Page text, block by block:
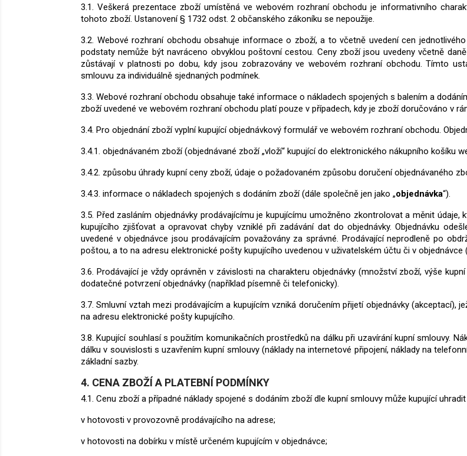
3.1. Veškerá prezentace zboží umístěná ve webovém rozhraní obchodu je informativního
tohoto zboží. Ustanovení § 1732 odst. 2 občanského zákoníku se nepoužije.
3.2. Webové rozhraní obchodu obsahuje informace o zboží, a to včetně uvedení cen
podstaty nemůže být navráceno obvyklou poštovní cestou. Ceny zboží jsou uvedeny včetně
zůstávají v platnosti po dobu, kdy jsou zobrazovány ve webovém rozhraní obchodu.Tímto
smlouvu za individuálně sjednaných podmínek.
3.3. Webové rozhraní obchodu obsahuje také informace o nákladech spojených s balením a
zboží uvedené ve webovém rozhraní obchodu platí pouze v případech, kdy je zboží doručováno v
3.4. Pro objednání zboží vyplní kupující objednávkový formulář ve webovém rozhraní obchodu.
3.4.1. objednávaném zboží (objednávané zboží „vloží“ kupující do elektronického nákupního košíku
3.4.2. způsobu úhrady kupní ceny zboží, údaje o požadovaném způsobu doručení objednávaného
3.4.3. informace o nákladech spojených s dodáním zboží (dále společně jen jako „objednávka“).
3.5. Před zasláním objednávky prodávajícímu je kupujícímu umožněno zkontrolovat a měnit
kupujícího zjišťovat a opravovat chyby vzniklé při zadávání dat do objednávky.Objednávku
uvedené v objednávce jsou prodávajícím považovány za správné. Prodávající neprodleně po
poštou, a to na adresu elektronické pošty kupujícího uvedenou v uživatelském účtu či v objednávce
3.6. Prodávající je vždy oprávněn v závislosti na charakteru objednávky (množství zboží, výše
dodatečné potvrzení objednávky (například písemně či telefonicky).
3.7. Smluvní vztah mezi prodávajícím a kupujícím vzniká doručením přijetí objednávky (akceptací),
na adresu elektronické pošty kupujícího.
3.8. Kupující souhlasí s použitím komunikačních prostředků na dálku při uzavírání kupní smlouvy.
dálku v souvislosti s uzavřením kupní smlouvy (náklady na internetové připojení, náklady na
základní sazby.
4. CENA ZBOŽÍ A PLATEBNÍ PODMÍNKY
4.1. Cenu zboží a případné náklady spojené s dodáním zboží dle kupní smlouvy může kupující
v hotovosti v provozovně prodávajícího na adrese;
v hotovosti na dobírku v místě určeném kupujícím v objednávce;